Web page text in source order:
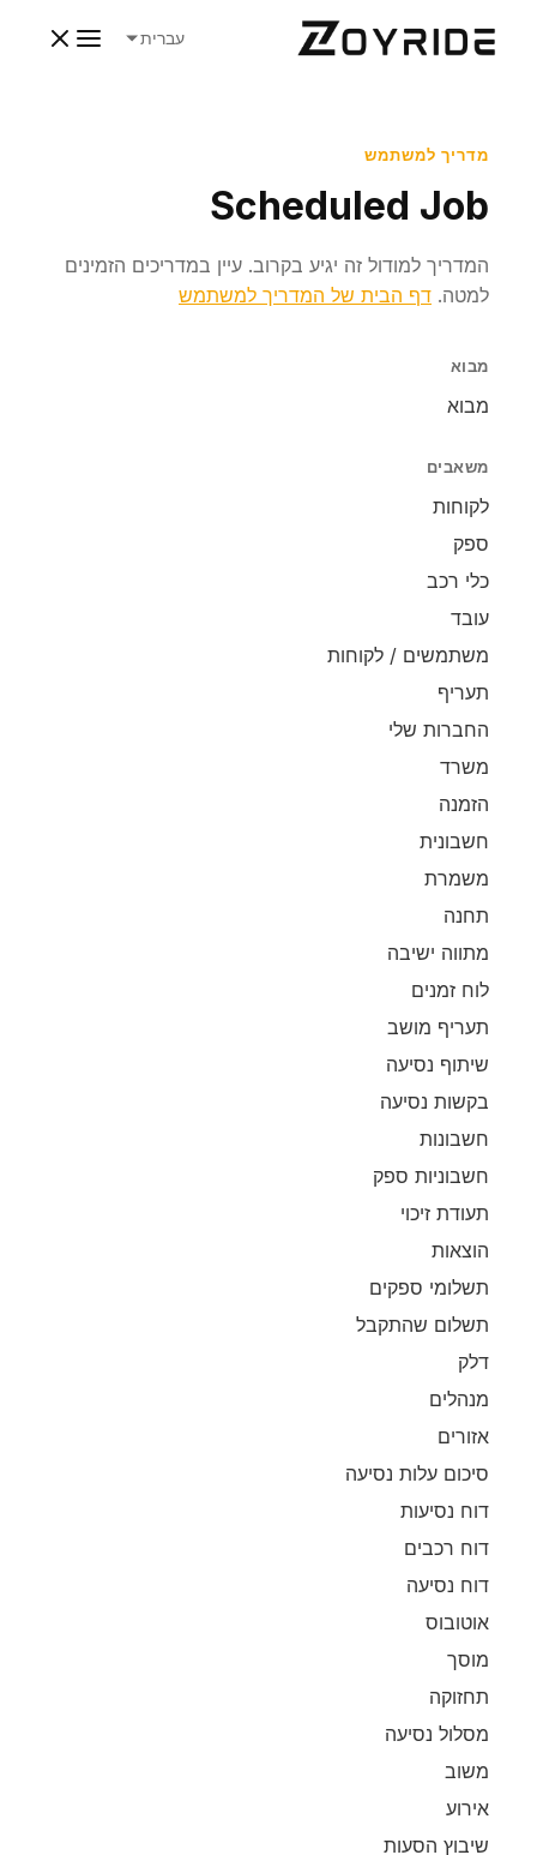
עברית
מדריך למשתמש
Scheduled Job
המדריך למודול זה יגיע בקרוב. עיין במדריכים הזמינים
למטה. דף הבית של המדריך למשתמש
מבוא
מבוא
משאבים
לקוחות
ספק
כלי רכב
עובד
משתמשים / לקוחות
תעריף
החברות שלי
משרד
הזמנה
חשבונית
משמרת
תחנה
מתווה ישיבה
לוח זמנים
תעריף מושב
שיתוף נסיעה
בקשות נסיעה
חשבונות
חשבוניות ספק
תעודת זיכוי
הוצאות
תשלומי ספקים
תשלום שהתקבל
דלק
מנהלים
אזורים
סיכום עלות נסיעה
דוח נסיעות
דוח רכבים
דוח נסיעה
אוטובוס
מוסך
תחזוקה
מסלול נסיעה
משוב
אירוע
שיבוץ הסעות